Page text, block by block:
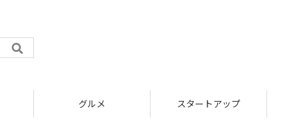
グルメ スタートアップ